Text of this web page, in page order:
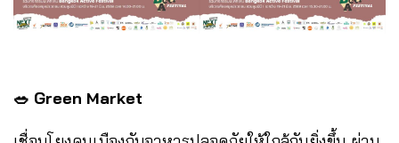
🥗 Green Market